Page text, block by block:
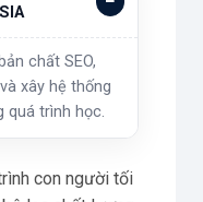
chất SEO,
xây hệ thống
quá trình học.
con người tối